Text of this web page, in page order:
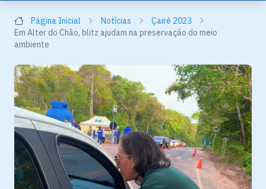
Página Inicial Notícias
Çairé 2023
Em Alter do Chão, blitz ajudam na preservação do meio
ambiente